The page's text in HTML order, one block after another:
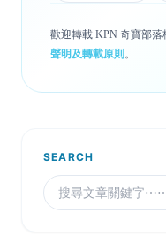
歡迎轉載 KPN 奇寶部
聲明及轉載原則 。
SEARCH